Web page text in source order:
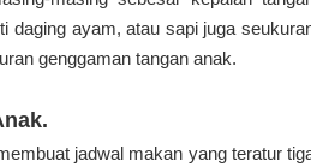
daging ayam, atau sapi juga
genggaman tangan anak.
jadwal makan yang teratur